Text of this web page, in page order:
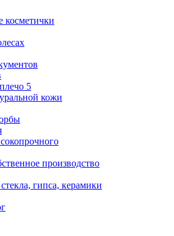
косметички
5
кожи
производство
гипса, керамики